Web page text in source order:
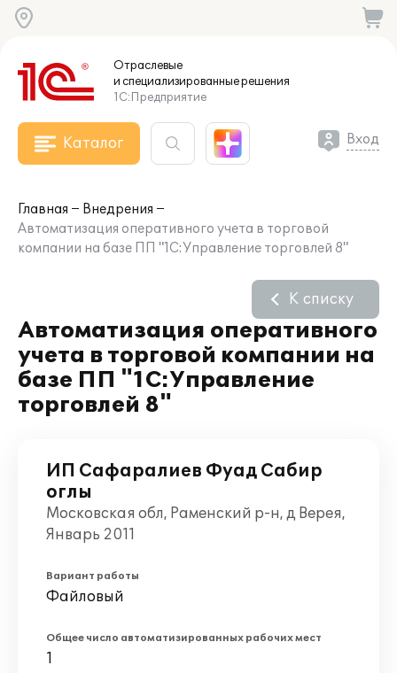
Отраслевые
и специализированныерешения
1С:Предприятие
Каталог Вход
Главная
Внедрения
Автоматизация оперативного учета в торговой
компании на базе ПП "1С:Управление торговлей 8"
Автоматизация оперативного
учета в торговой компании на
базе ПП "1С:Управление
торговлей 8"
К списку
ИП Сафаралиев Фуад Сабир
оглы
Московская обл, Раменский р-н, д Верея,
Январь 2011
Вариант работы
Файловый
Общее число автоматизированных рабочих мест
1